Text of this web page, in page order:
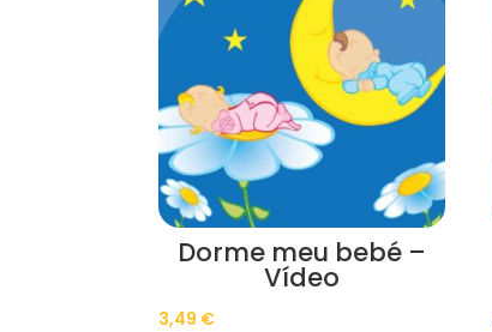
Dorme meu bebé –
Vídeo
3,49 €